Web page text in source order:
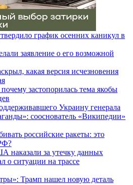
график осенних каникул в
заявление о его возможной
какая версия исчезновения
застопорилась тема якобы
Украину генерала
сооснователь «Википедии»
российские ракеты: это
наказали за утечку данных
о ситуации на трассе
Трамп нашел новую деталь